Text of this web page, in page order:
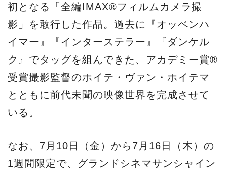
初となる「全編IMAX®フィルムカメラ撮
影」を敢行した作品。過去に『オッペンハ
イマー』『インターステラー』『ダンケル
ク』でタッグを組んできた、アカデミー賞®
受賞撮影監督のホイテ・ヴァン・ホイテマ
とともに前代未聞の映像世界を完成させて
いる。
なお、7月10日（金）から7月16日（木）の
1週間限定で、グランドシネマサンシャイン